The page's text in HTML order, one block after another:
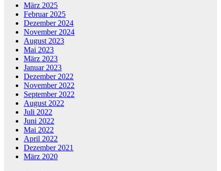
März 2025
Februar 2025
Dezember 2024
November 2024
August 2023
Mai 2023
März 2023
Januar 2023
Dezember 2022
November 2022
September 2022
August 2022
Juli 2022
Juni 2022
Mai 2022
April 2022
Dezember 2021
März 2020